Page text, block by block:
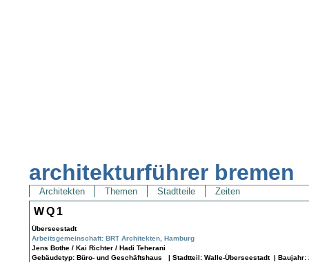
architekturführer bremen
Architekten Themen Stadtteile Zeiten
WQ1
Überseestadt
Arbeitsgemeinschaft: BRT Architekten, Hamburg
Jens Bothe / Kai Richter / Hadi Teherani
Gebäudetyp: Büro- und Geschäftshaus | Stadtteil: Walle-Überseestadt |